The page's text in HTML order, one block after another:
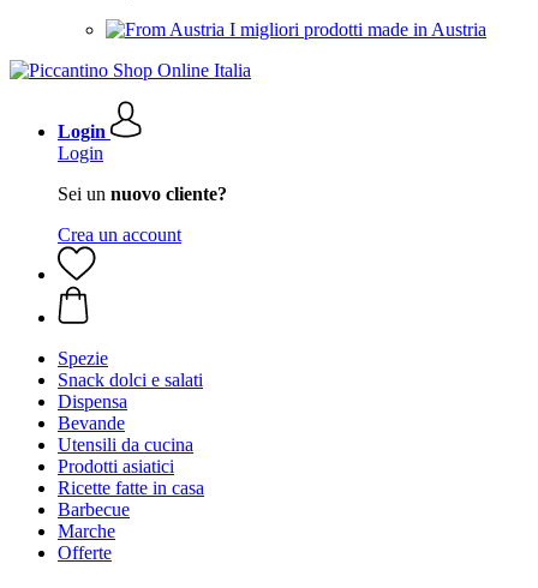
I migliori prodotti made in Austria
Login
Login
Sei un nuovo cliente?
Crea un account
Spezie
Snack dolci e salati
Dispensa
Bevande
Utensili da cucina
Prodotti asiatici
Ricette fatte in casa
Barbecue
Marche
Offerte